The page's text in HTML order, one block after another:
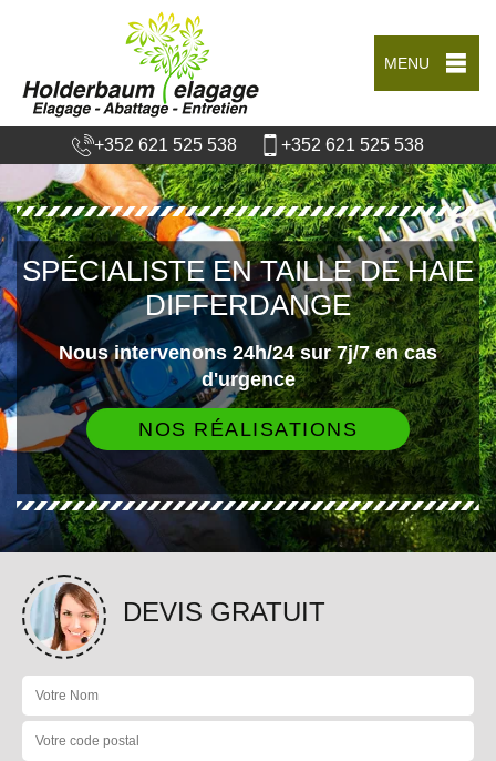
MENU
+352 621 525 538 +352 621 525 538
SPÉCIALISTE EN TAILLE DE HAIE
DIFFERDANGE
Nous intervenons 24h/24 sur 7j/7 en cas
d'urgence
NOS RÉALISATIONS
DEVIS GRATUIT